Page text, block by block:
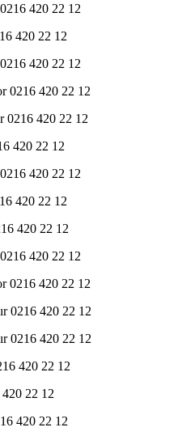
420 22 12
420 22 12
420 22 12
0216 420 22 12
0216 420 22 12
420 22 12
420 22 12
420 22 12
420 22 12
420 22 12
0216 420 22 12
0216 420 22 12
0216 420 22 12
420 22 12
22 12
420 22 12